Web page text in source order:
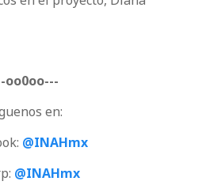
oo0oo---
en:
@INAHmx
@INAHmx